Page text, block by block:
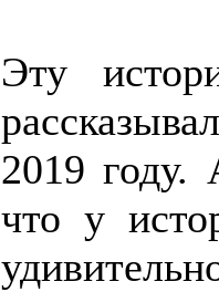
Эту
2019 году.
что у